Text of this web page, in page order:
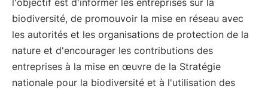
l'objectif est d'informer les entreprises sur la
biodiversité, de promouvoir la mise en réseau avec
les autorités et les organisations de protection de la
nature et d'encourager les contributions des
entreprises à la mise en œuvre de la Stratégie
nationale pour la biodiversité et à l'utilisation des